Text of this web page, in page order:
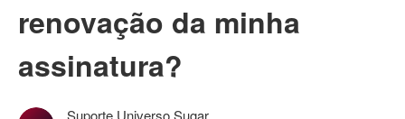
renovação da minha
assinatura?